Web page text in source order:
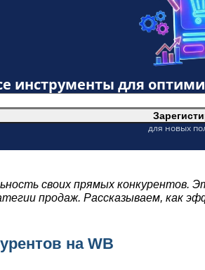
своих прямых конкурентов.
продаж. Рассказываем, как
на WB
инструменты для
для новых